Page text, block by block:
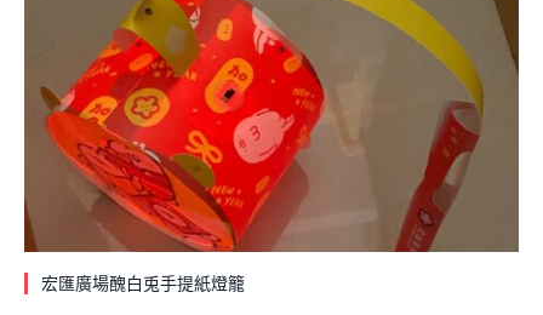
宏匯廣場醜白兎手提紙燈籠